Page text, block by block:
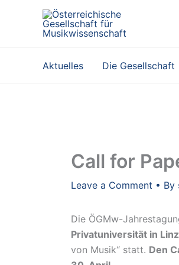
Aktuelles Die Gesellschaft
Call for
Leave a Comment • By
Die ÖGMw-
Privatuniversität in Linz
von Musik“ statt. Den